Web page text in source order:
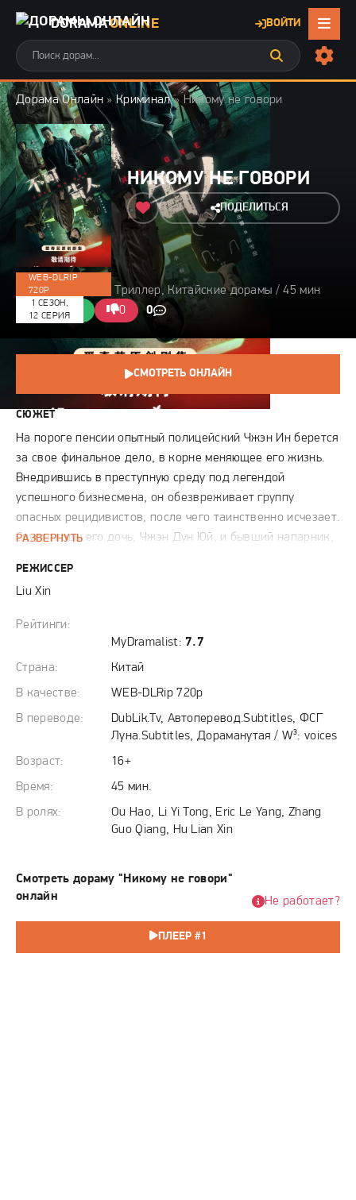
DORAMAONLINE ВОЙТИ
Дорама Онлайн » Криминал» Никому не говори
НИКОМУ НЕ ГОВОРИ
ПОДЕЛИТЬСЯ
2024 / Криминал, Триллер, Китайские дорамы / 45 мин
0/10
0 0
WEB-DLRIP
720P
1 СЕЗОН,
12 СЕРИЯ
СМОТРЕТЬ ОНЛАЙН
СЮЖЕТ
На пороге пенсии опытный полицейский Чжэн Ин берется
за свое финальное дело, в корне меняющее его жизнь.
Внедрившись в преступную среду под легендой
успешного бизнесмена, он обезвреживает группу
опасных рецидивистов, после чего таинственно исчезает.
Спустя годы его дочь, Чжэн Дун Юй, и бывший напарник,
свободу выходит член разгромленной когда-то
группировки, и на него начинается охота. Гао Ян, пытаясь
защитить парня и распутать клубок прошлого,
Постепенно всплывают новые обстоятельства, ставящие
под сомнение саму версию гибели Чжэн Ина.
Объединившись с не отступающей дочерью и коллегой
Лэй Най Ву, они готовы пройти до конца, чтобы раскрыть
шокирующую правду, скрытую за шестью годами
РАЗВЕРНУТЬ
РЕЖИССЕР
Liu Xin
Рейтинги:
MyDramalist: 7.7
Страна:
Китай
В качестве:
WEB-DLRip 720p
В переводе:
DubLik.Tv, Автоперевод.Subtitles, ФСГ
Луна.Subtitles, Дораманутая / W³: voices
Возраст:
16+
Время:
45 мин.
В ролях:
Ou Hao, Li Yi Tong, Eric Le Yang, Zhang
Guo Qiang, Hu Lian Xin
Смотреть дораму "Никому не говори"
онлайн
ПЛЕЕР #1
Не работает?